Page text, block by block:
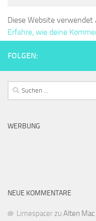
Diese Website verwendet
Erfahre, wie deine
FOLGEN:
Suchen
nach:
WERBUNG
NEUE KOMMENTARE
Limespacerzu Alten